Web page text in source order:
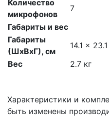
Количество
микрофонов
7
Габариты и вес
Габариты
(ШхВхГ), см
14.1 x
Вес
2.7 кг
Характеристики и
быть изменены